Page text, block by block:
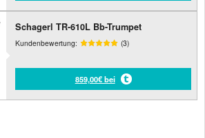
Schagerl TR-610L Bb-Trumpet
Kundenbewertung: (3)
859,00€ bei